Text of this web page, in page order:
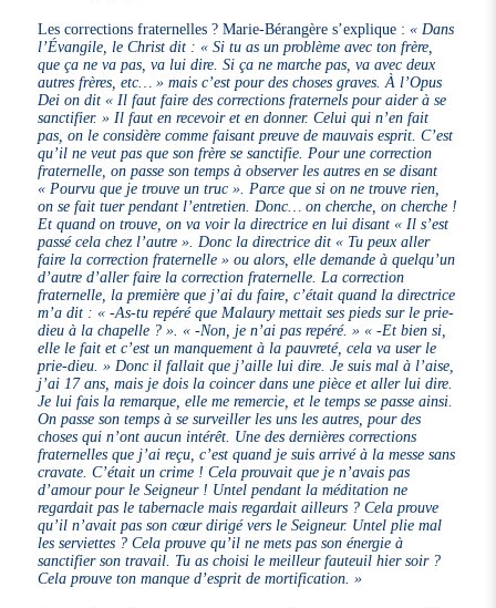
Les corrections fraternelles ? Marie-Bérangère s’explique :« Dans
l’Évangile, le Christ dit : « Si tu as un problème avec ton frère,
que ça ne va pas, va lui dire. Si ça ne marche pas, va avec deux
autres frères, etc… » mais c’est pour des choses graves. À l’Opus
Dei on dit « Il faut faire des corrections fraternels pour aider à se
sanctifier. » Il faut en recevoir et en donner. Celui qui n’en fait
pas, on le considère comme faisant preuve de mauvais esprit. C’est
qu’il ne veut pas que son frère se sanctifie. Pour une correction
fraternelle, on passe son temps à observer les autres en se disant
« Pourvu que je trouve un truc ». Parce que si on ne trouve rien,
on se fait tuer pendant l’entretien. Donc… on cherche, on cherche !
Et quand on trouve, on va voir la directrice en lui disant « Il s’est
passé cela chez l’autre ». Donc la directrice dit « Tu peux aller
faire la correction fraternelle » ou alors, elle demande à quelqu’un
d’autre d’aller faire la correction fraternelle. La correction
fraternelle, la première que j’ai du faire, c’était quand la directrice
m’a dit : « -As-tu repéré que Malaury mettait ses pieds sur le prie-
dieu à la chapelle ? ». « -Non, je n’ai pas repéré. » « -Et bien si,
elle le fait et c’est un manquement à la pauvreté, cela va user le
prie-dieu. » Donc il fallait que j’aille lui dire. Je suis mal à l’aise,
j’ai 17 ans, mais je dois la coincer dans une pièce et aller lui dire.
Je lui fais la remarque, elle me remercie, et le temps se passe ainsi.
On passe son temps à se surveiller les uns les autres, pour des
choses qui n’ont aucun intérêt. Une des dernières corrections
fraternelles que j’ai reçu, c’est quand je suis arrivé à la messe sans
cravate. C’était un crime ! Cela prouvait que je n’avais pas
d’amour pour le Seigneur ! Untel pendant la méditation ne
regardait pas le tabernacle mais regardait ailleurs ? Cela prouve
qu’il n’avait pas son cœur dirigé vers le Seigneur. Untel plie mal
les serviettes ? Cela prouve qu’il ne mets pas son énergie à
sanctifier son travail. Tu as choisi le meilleur fauteuil hier soir ?
Cela prouve ton manque d’esprit de mortification. »